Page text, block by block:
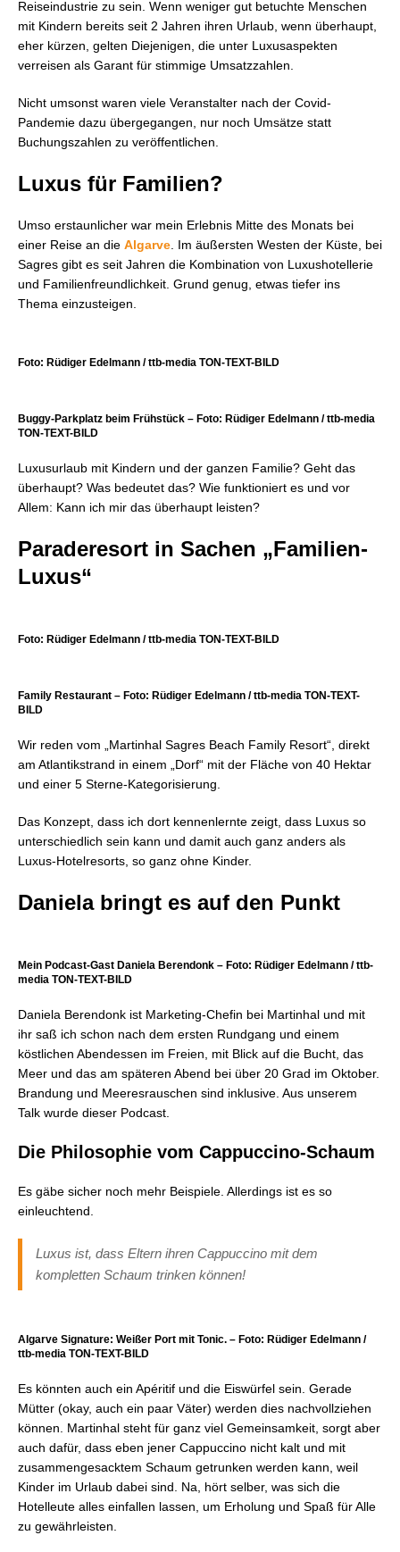
Reiseindustrie zu sein. Wenn weniger gut betuchte Menschen
mit Kindern bereits seit 2 Jahren ihren Urlaub, wenn überhaupt,
eher kürzen, gelten Diejenigen, die unter Luxusaspekten
verreisen als Garant für stimmige Umsatzzahlen.
Nicht umsonst waren viele Veranstalter nach der Covid-
Pandemie dazu übergegangen, nur noch Umsätze statt
Buchungszahlen zu veröffentlichen.
Luxus für Familien?
Umso erstaunlicher war mein Erlebnis Mitte des Monats bei
einer Reise an die Algarve . Im äußersten Westen der Küste, bei
Sagres gibt es seit Jahren die Kombination von Luxushotellerie
und Familienfreundlichkeit. Grund genug, etwas tiefer ins
Thema einzusteigen.
Foto: Rüdiger Edelmann / ttb-media TON-TEXT-BILD
Buggy-Parkplatz beim Frühstück – Foto: Rüdiger Edelmann / ttb-media
TON-TEXT-BILD
Luxusurlaub mit Kindern und der ganzen Familie? Geht das
überhaupt? Was bedeutet das? Wie funktioniert es und vor
Allem: Kann ich mir das überhaupt leisten?
Paraderesort in Sachen „Familien-
Luxus“
Foto: Rüdiger Edelmann / ttb-media TON-TEXT-BILD
Family Restaurant – Foto: Rüdiger Edelmann / ttb-media TON-TEXT-
BILD
Wir reden vom „Martinhal Sagres Beach Family Resort“, direkt
am Atlantikstrand in einem „Dorf“ mit der Fläche von 40 Hektar
und einer 5 Sterne-Kategorisierung.
Das Konzept, dass ich dort kennenlernte zeigt, dass Luxus so
unterschiedlich sein kann und damit auch ganz anders als
Luxus-Hotelresorts, so ganz ohne Kinder.
Daniela bringt es auf den Punkt
Mein Podcast-Gast Daniela Berendonk – Foto: Rüdiger Edelmann / ttb-
media TON-TEXT-BILD
Daniela Berendonk ist Marketing-Chefin bei Martinhal und mit
ihr saß ich schon nach dem ersten Rundgang und einem
köstlichen Abendessen im Freien, mit Blick auf die Bucht, das
Meer und das am späteren Abend bei über 20 Grad im Oktober.
Brandung und Meeresrauschen sind inklusive. Aus unserem
Talk wurde dieser Podcast.
Die Philosophie vom Cappuccino-Schaum
Es gäbe sicher noch mehr Beispiele. Allerdings ist es so
einleuchtend.
Luxus ist, dass Eltern ihren Cappuccino mit dem
kompletten Schaum trinken können!
Algarve Signature: Weißer Port mit Tonic. – Foto: Rüdiger Edelmann /
ttb-media TON-TEXT-BILD
Es könnten auch ein Apéritif und die Eiswürfel sein. Gerade
Mütter (okay, auch ein paar Väter) werden dies nachvollziehen
können. Martinhal steht für ganz viel Gemeinsamkeit, sorgt aber
auch dafür, dass eben jener Cappuccino nicht kalt und mit
zusammengesacktem Schaum getrunken werden kann, weil
Kinder im Urlaub dabei sind. Na, hört selber, was sich die
Hotelleute alles einfallen lassen, um Erholung und Spaß für Alle
zu gewährleisten.